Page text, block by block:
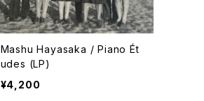
Mashu Hayasaka / Piano Ét
udes (LP)
¥4,200